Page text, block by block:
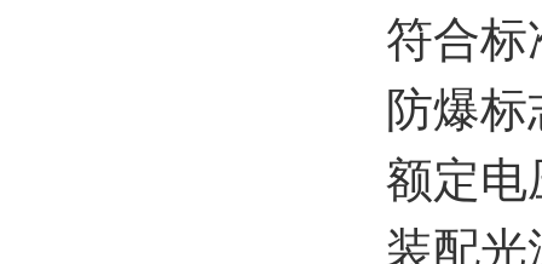
符合
防爆
额定电
装配光